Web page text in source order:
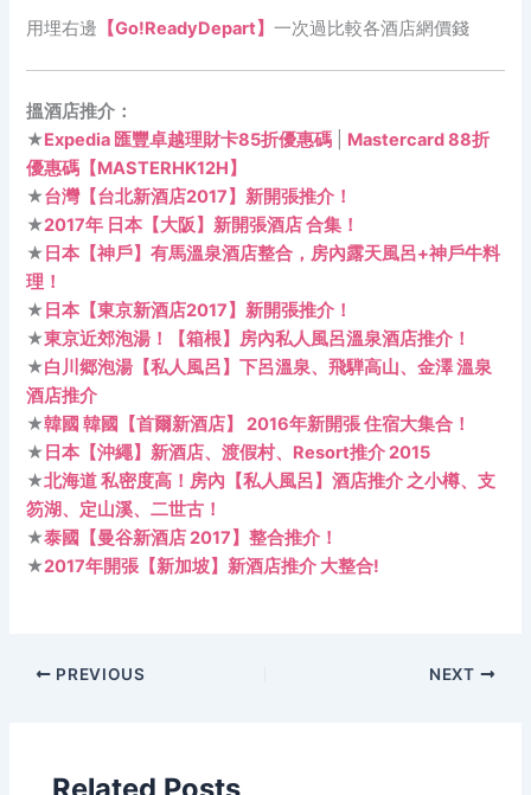
用埋右邊 【Go!ReadyDepart】一次過比較各酒店網價錢
搵酒店推介：
★Expedia 匯豐卓越理財卡85折優惠碼
Mastercard 88折
優惠碼【MASTERHK12H】
★台灣【台北新酒店2017】新開張推介！
★2017年 日本【大阪】新開張酒店 合集！
★ 日本【神戶】有馬溫泉酒店整合，房內露天風呂+神戶牛料
理！
★ 日本【東京新酒店2017】新開張推介！
★東京近郊泡湯！【箱根】房內私人風呂溫泉酒店推介！
★白川郷泡湯【私人風呂】下呂溫泉、飛騨高山、金澤 溫泉
酒店推介
★韓國 韓國【首爾新酒店】 2016年新開張 住宿大集合！
★ 日本【沖繩】新酒店、渡假村、Resort推介 2015
★北海道 私密度高！房內【私人風呂】酒店推介 之小樽、支
笏湖、定山溪、二世古！
★泰國【曼谷新酒店 2017】整合推介！
★2017年開張【新加坡】新酒店推介 大整合!
PREVIOUS NEXT
Related Posts